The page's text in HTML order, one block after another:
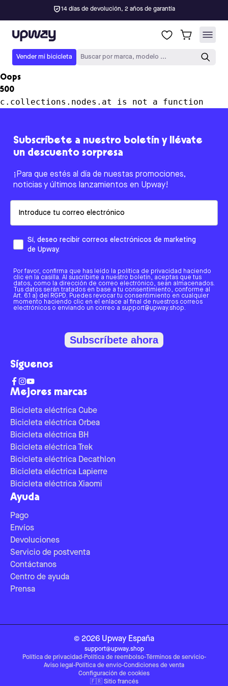
14 días de devolución, 2 años de garantía
Upway
Vender mi bicicleta Buscar por marca, modelo ...
Oops
500
c.collections.nodes.at is not a function
Mejores marcas
Bicicleta eléctrica Cube
Bicicleta eléctrica Orbea
Bicicleta eléctrica BH
Bicicleta eléctrica Trek
Bicicleta eléctrica Decathlon
Bicicleta eléctrica Lapierre
Bicicleta eléctrica Xiaomi
Ayuda
Pago
Envíos
Devoluciones
Servicio de postventa
Contáctanos
Centro de ayuda
Prensa
Subscríbete a nuestro boletín y llévate
un descuento sorpresa
¡Para que estés al día de nuestas promociones,
noticias y últimos lanzamientos en Upway!
Sí, deseo recibir correos electrónicos de marketing
de Upway.
Por favor, confirma que has leído la política de privacidad haciendo
clic en la casilla. Al suscribirte a nuestro boletín, aceptas que tus
datos, como la dirección de correo electrónico, sean almacenados.
Tus datos serán tratados en base a tu consentimiento, conforme al
Art. 6.1 a) del RGPD. Puedes revocar tu consentimiento en cualquier
momento haciendo clic en el enlace al final de nuestros correos
electrónicos o enviando un correo a support@upway.shop.
Subscríbete ahora
Síguenos
© 2026 Upway España
support@upway.shop
Política de privacidad-Política de reembolso-Términos de servicio-
Aviso legal -Política de envío-Condiciones de venta
Configuración de cookies
🇫🇷 Sitio francés